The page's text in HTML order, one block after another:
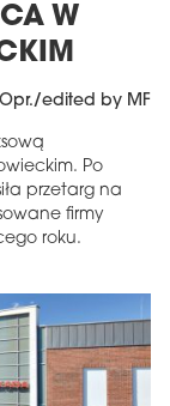
W
Opr./edited by MF
Po
przetarg na
firmy
roku.